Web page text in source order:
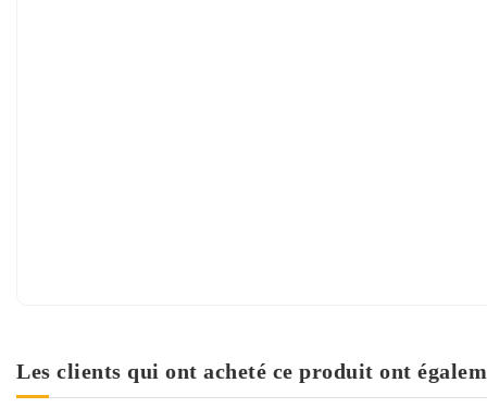
Les clients qui ont acheté ce produit ont